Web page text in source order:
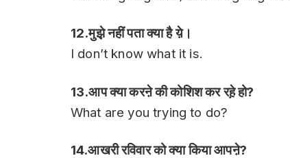
12.मुझ़े नहीं पता क्या है य़े।
I don’t know what it is.
13.आप क्या करऩे की कोशिश कर रह़े हो?
What are you trying to do?
14.आखरी रविवार को क्या किया आपऩे?